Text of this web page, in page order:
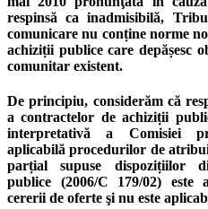
respinsă ca inadmisibilă,
comunicare nu conține norme
achiziții publice care depășesc
comunitar existent.
De principiu, considerăm că
a contractelor de achiziții
interpretativă a Comisiei
aplicabilă procedurilor de
parțial supuse dispozițiilor
publice (2006/C 179/02)
cererii de oferte şi nu este